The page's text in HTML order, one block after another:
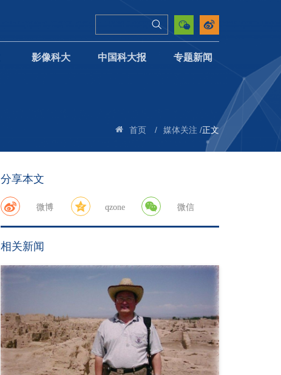
影像科大 中国科大报 专题新闻
首页 / 媒体关注 /正文
分享本文
微博 qzone 微信
相关新闻